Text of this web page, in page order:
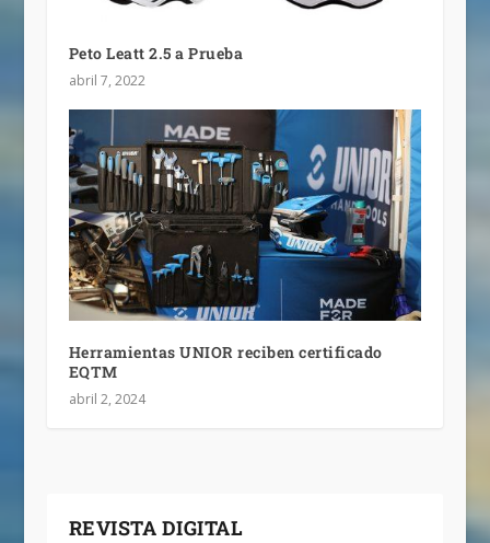
Peto Leatt 2.5 a Prueba
abril 7, 2022
Herramientas UNIOR reciben certificado
EQTM
abril 2, 2024
REVISTA DIGITAL